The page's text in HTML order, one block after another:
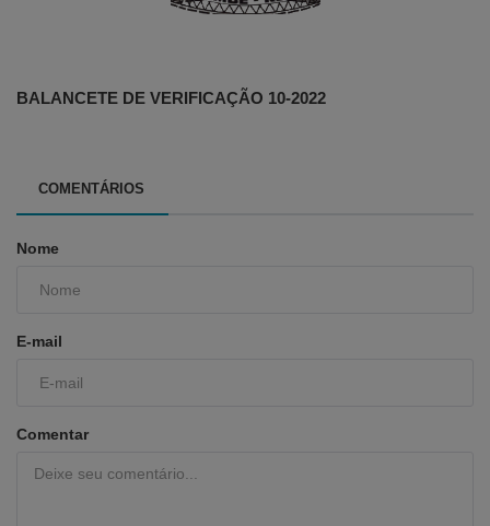
BALANCETE DE VERIFICAÇÃO 10-2022
COMENTÁRIOS
Nome
E-mail
Comentar